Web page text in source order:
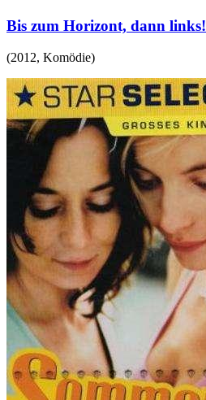
Bis zum Horizont, dann links!
(2012, Komödie)